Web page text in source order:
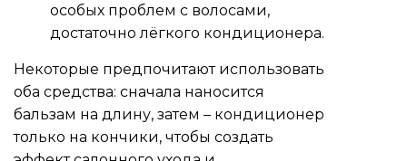
особых проблем с волосами,
достаточно лёгкого кондиционера.
Некоторые предпочитают использовать
оба средства: сначала наносится
бальзам на длину, затем – кондиционер
только на кончики, чтобы создать